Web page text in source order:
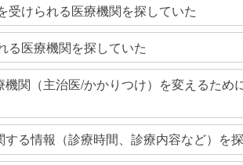
受けられる医療機関を探していた
る医療機関を探していた
関（主治医/かかりつけ）を変えるため
る情報（診療時間、診療内容など）を